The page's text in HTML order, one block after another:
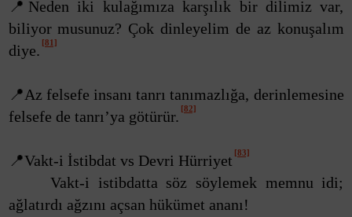
📍Neden iki kulağımıza karşılık bir dilimiz var,
biliyor musunuz? Çok dinleyelim de az konuşalım
diye. [81]
📍Az felsefe insanı tanrı tanımazlığa, derinlemesine
felsefe de tanrı’ya götürür. [82]
📍Vakt-i İstibdat vs Devri Hürriyet [83]
Vakt-i istibdatta söz söylemek memnu idi;
ağlatırdı ağzını açsan hükümet ananı!